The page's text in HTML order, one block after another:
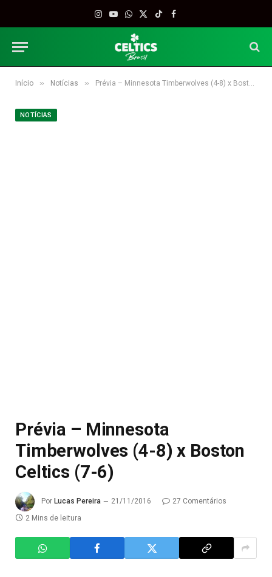
Instagram
YouTube
WhatsApp
X
TikTokFacebook
Início » Notícias » Prévia – Minnesota Timberwolves (4-8) x Boston Celtics (7-6)
NOTÍCIAS
Prévia – Minnesota
Timberwolves (4-8) x Boston
Celtics (7-6)
Por Lucas Pereira 21/11/2016
27 Comentários
2 Mins de leitura